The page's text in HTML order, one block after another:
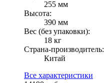
255 мм
Высота:
390 мм
Вес (без упаковки):
18 кг
Страна-производитель:
Китай
Все характеристики